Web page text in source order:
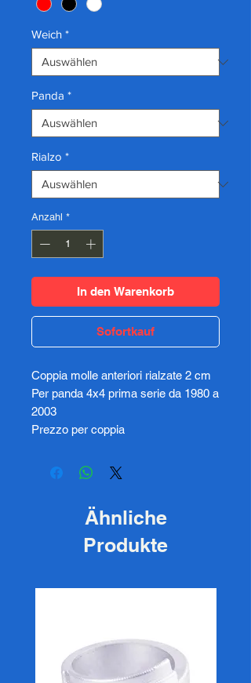
Weich *
Panda *
Rialzo *
Anzahl *
In den Warenkorb
Sofortkauf
Coppia molle anteriori rialzate 2 cm
Per panda 4x4 prima serie da 1980 a
2003
Prezzo per coppia
Ähnliche
Produkte